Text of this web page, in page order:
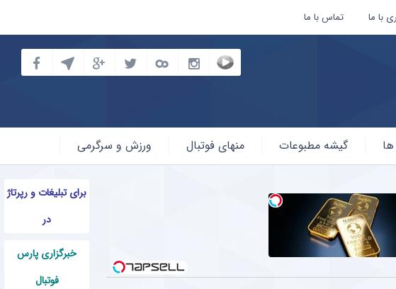
با ما تماس با ما
گیشه مطبوعات منهای فوتبال ورزش و سرگرمی
برای تبلیغات و رپرتاژ
در
خبرگزاری پارس
فوتبال